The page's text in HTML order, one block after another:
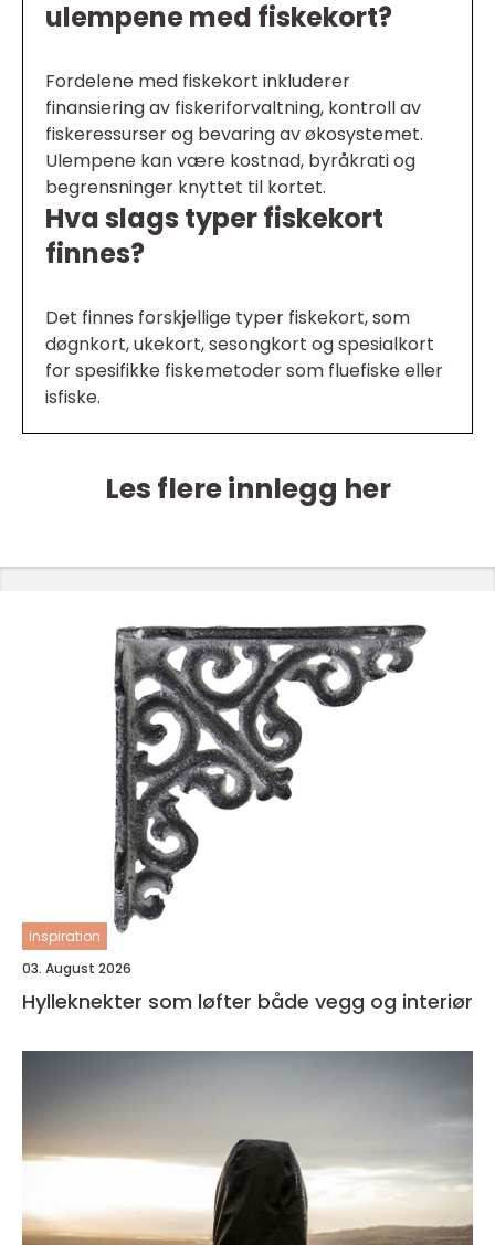
ulempene med fiskekort?
Fordelene med fiskekort inkluderer
finansiering av fiskeriforvaltning, kontroll av
fiskeressurser og bevaring av økosystemet.
Ulempene kan være kostnad, byråkrati og
begrensninger knyttet til kortet.
Hva slags typer fiskekort
finnes?
Det finnes forskjellige typer fiskekort, som
døgnkort, ukekort, sesongkort og spesialkort
for spesifikke fiskemetoder som fluefiske eller
isfiske.
Les flere innlegg her
inspiration
03. August 2026
Hylleknekter som løfter både vegg og interiør